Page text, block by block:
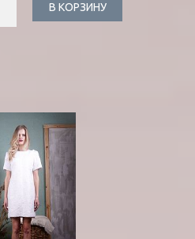
В КОРЗИНУ